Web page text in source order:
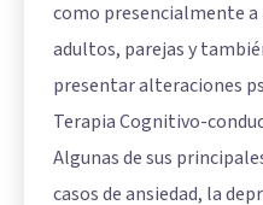
como presencialmente
adultos, parejas y
presentar alteraciones
Terapia Cognitivo-
Algunas de sus
casos de ansiedad, la